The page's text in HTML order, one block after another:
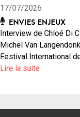
17/07/2026
ENVIES ENJEUX
Interview de Chloé Di
Michel Van
Festival International
Lire la suite